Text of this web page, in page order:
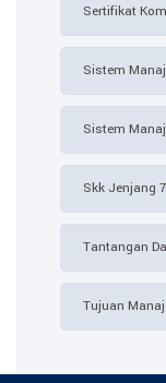
Sertifikat
Sistem
Sistem
Skk Jenjang 7
Tantangan
Tujuan